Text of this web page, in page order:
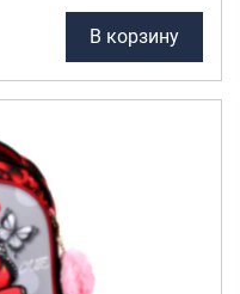
В корзину